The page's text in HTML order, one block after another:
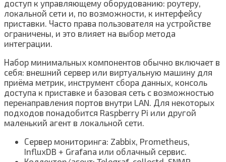
доступ к управляющему оборудованию: роутеру,
локальной сети и, по возможности, к интерфейсу
приставки. Часто права пользователя на устройстве
ограничены, и это влияет на выбор метода
интеграции.
Набор минимальных компонентов обычно включает в
себя: внешний сервер или виртуальную машину для
приёма метрик, инструмент сбора данных, консоль
доступа к приставке и базовая сеть с возможностью
перенаправления портов внутри LAN. Для некоторых
подходов понадобится Raspberry Pi или другой
маленький агент в локальной сети.
Сервер мониторинга: Zabbix, Prometheus,
InfluxDB + Grafana или облачный сервис.